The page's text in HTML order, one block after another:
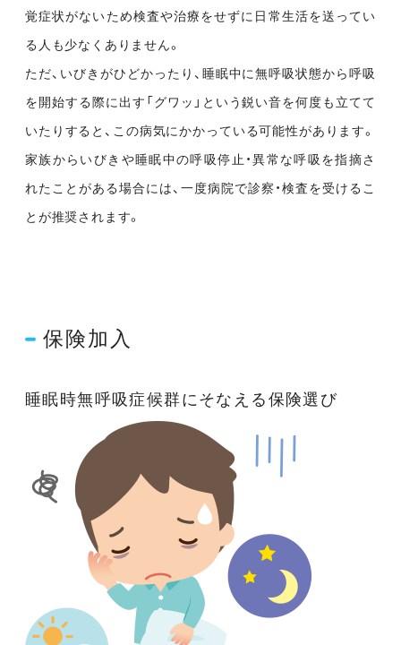
覚症状がないため検査や治療をせずに日常生活を送ってい
る人も少なくありません。
ただ、いびきがひどかったり、睡眠中に無呼吸状態から呼吸
を開始する際に出す「グワッ」という鋭い音を何度も立てて
いたりすると、この病気にかかっている可能性があります。
家族からいびきや睡眠中の呼吸停止・異常な呼吸を指摘さ
れたことがある場合には、一度病院で診察・検査を受けるこ
とが推奨されます。
保険加入
睡眠時無呼吸症候群にそなえる保険選び